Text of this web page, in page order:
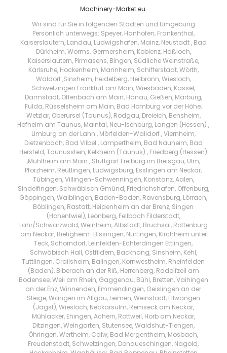
Machinery-Market.eu.
Wir sind für Sie in folgenden Städten und Umgebung
Persönlich unterwegs: Speyer, Hanhofen, Frankenthal,
Kaiserslautern, Landau, Ludwigshafen, Mainz, Neustadt , Bad
Dürkheim, Worms, Germersheim, Koblenz, Haßloch,
Kaiserslautern, Pirmasens, Bingen, Südliche Weinstraße,
Karlsruhe, Hockenheim, Mannheim, Schifferstadt, Wörth,
Waldorf ,Sinsheim, Heidelberg, Heilbronn, Wiesloch,
Schwetzingen Frankfurt am Main, Wiesbaden, Kassel,
Darmstadt, Offenbach am Main, Hanau, Gießen, Marburg,
Fulda, Rüsselsheim am Main, Bad Homburg vor der Höhe,
Wetzlar, Oberursel (Taunus), Rodgau, Dreieich, Bensheim,
Hofheim am Taunus, Maintal, Neu-Isenburg, Langen (Hessen) ,
Limburg an der Lahn , Mörfelden-Walldorf , Viernheim,
Dietzenbach, Bad Vilbel , Lampertheim, Bad Nauheim, Bad
Hersfeld, Taunusstein, Kelkheim (Taunus) , Friedberg (Hessen)
,Mühlheim am Main , Stuttgart Freiburg im Breisgau, Ulm,
Pforzheim, Reutlingen, Ludwigsburg, Esslingen am Neckar,
Tübingen, Villingen-Schwenningen, Konstanz, Aalen,
Sindelfingen, Schwäbisch Gmünd, Friedrichshafen, Offenburg,
Göppingen, Waiblingen, Baden-Baden, Ravensburg, Lörrach,
Böblingen, Rastatt, Heidenheim an der Brenz, Singen
(Hohentwiel), Leonberg, Fellbach Filderstadt,
Lahr/Schwarzwald, Weinheim, Albstadt, Bruchsal, Rottenburg
am Neckar, Bietigheim-Bissingen, Nürtingen, Kirchheim unter
Teck, Schorndorf, Leinfelden-Echterdingen Ettlingen,
Schwäbisch Hall, Ostfildern, Backnang, Sinsheim, Kehl,
Tuttlingen, Crailsheim, Balingen, Kornwestheim, Rheinfelden
(Baden), Biberach an der Riß, Herrenberg, Radolfzell am
Bodensee, Weil am Rhein, Gaggenau, Bühl, Bretten, Vaihingen
an der Enz, Winnenden, Emmendingen, Geislingen an der
Steige, Wangen im Allgäu, Leimen, Weinstadt, Ellwangen
(Jagst), Wiesloch, Neckarsulm, Remseck am Neckar,
Mühlacker, Ehingen, Achern, Rottweil, Horb am Neckar,
Ditzingen, Weingarten, Stutensee, Waldshut-Tiengen,
Öhringen, Wertheim, Calw, Bad Mergentheim, Mosbach,
Freudenstadt, Schwetzingen, Donaueschingen, Nagold,